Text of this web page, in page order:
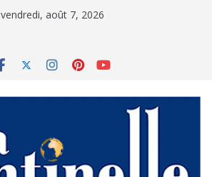
vendredi, août 7, 2026